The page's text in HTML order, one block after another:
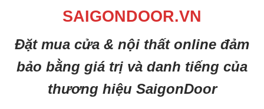
SAIGONDOOR.VN
Đặt mua cửa & nội thất online đảm
bảo bằng giá trị và danh tiếng của
thương hiệu SaigonDoor